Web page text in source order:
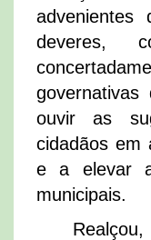
advenientes
deveres,
ouvir as
cidadãos em
e a elevar
municipais.